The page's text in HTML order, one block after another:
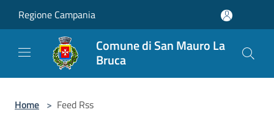
Regione Campania
Comune di San Mauro La
Bruca
Home > Feed Rss